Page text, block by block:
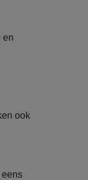
en
ook
eens